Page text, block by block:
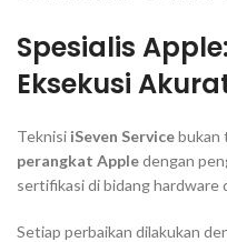
Spesialis
Eksekusi
Teknisi iSeven Servicebukan
perangkat Appledengan
sertifikasi di bidang hardware
Setiap perbaikan dilakukan